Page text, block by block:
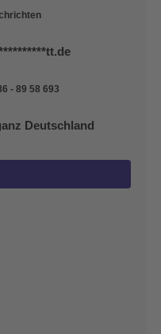
tt.de
- 89 58 693
Deutschland